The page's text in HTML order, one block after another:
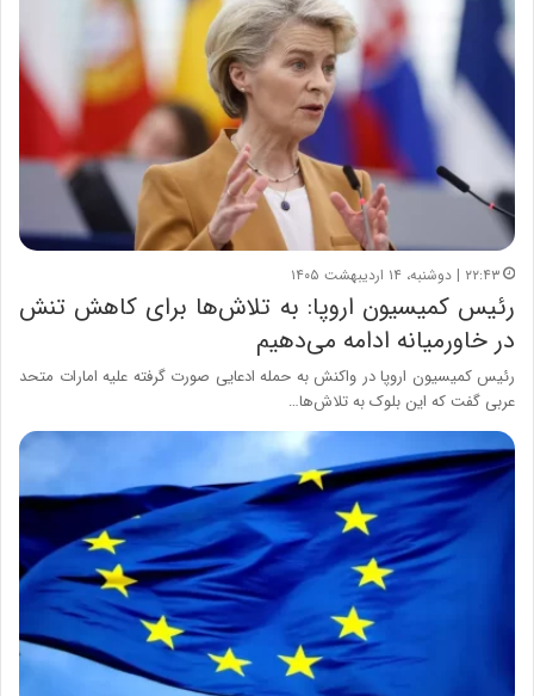
۲۲:۴۳ | دوشنبه، ۱۴ اردیبهشت ۱۴۰۵
رئیس کمیسیون اروپا: به تلاش‌ها برای کاهش تنش
در خاورمیانه ادامه می‌دهیم
رئیس کمیسیون اروپا در واکنش به حمله ادعایی صورت گرفته علیه امارات متحد
عربی گفت که این بلوک به تلاش‌ها…